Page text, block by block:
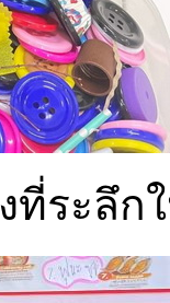
ที่ระลึ